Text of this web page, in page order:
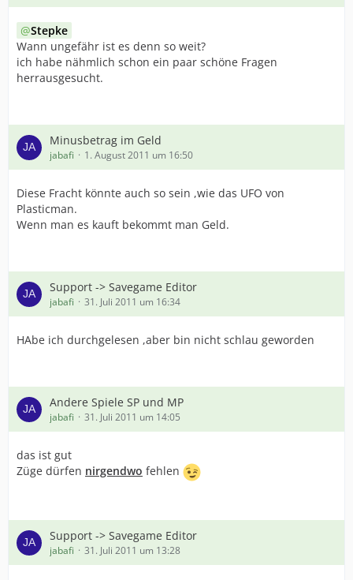
Stepke
Wann ungefähr ist es denn so weit?
ich habe nähmlich schon ein paar schöne Fragen
herrausgesucht.
Minusbetrag im Geld
jabafi 1. August 2011 um 16:50
Diese Fracht könnte auch so sein ,wie das UFO von
Plasticman.
Wenn man es kauft bekommt man Geld.
Support -> Savegame Editor
jabafi 31. Juli 2011 um 16:34
HAbe ich durchgelesen ,aber bin nicht schlau geworden
Andere Spiele SP und MP
jabafi 31. Juli 2011 um 14:05
das ist gut
Züge dürfen nirgendwo fehlen
Support -> Savegame Editor
jabafi 31. Juli 2011 um 13:28